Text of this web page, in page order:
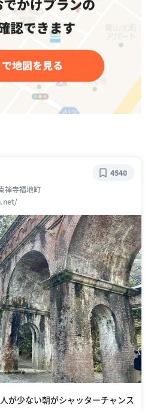
禅寺福地町
4540
が少ない朝がシャッターチャンス